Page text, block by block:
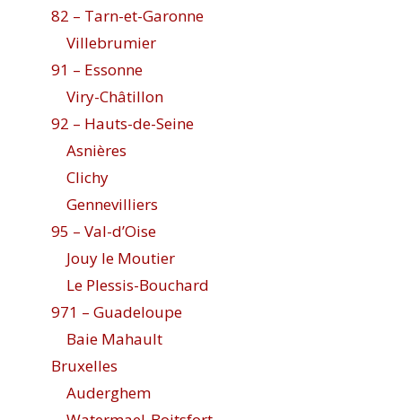
82 – Tarn-et-Garonne
Villebrumier
91 – Essonne
Viry-Châtillon
92 – Hauts-de-Seine
Asnières
Clichy
Gennevilliers
95 – Val-d’Oise
Jouy le Moutier
Le Plessis-Bouchard
971 – Guadeloupe
Baie Mahault
Bruxelles
Auderghem